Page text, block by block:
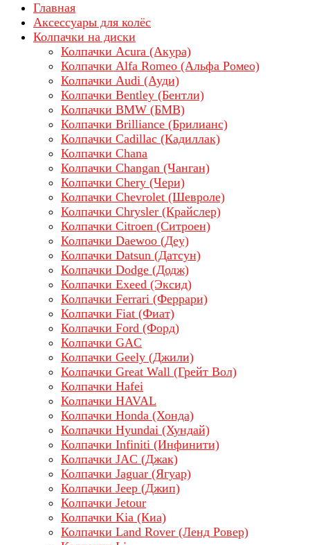
Главная
Аксессуары для колёс
Колпачки на диски
Колпачки Acura (Акура)
Колпачки Alfa Romeo (Альфа Ромео)
Колпачки Audi (Ауди)
Колпачки Bentley (Бентли)
Колпачки BMW (БМВ)
Колпачки Brilliance (Брилианс)
Колпачки Cadillac (Кадиллак)
Колпачки Chana
Колпачки Changan (Чанган)
Колпачки Chery (Чери)
Колпачки Chevrolet (Шевроле)
Колпачки Chrysler (Крайслер)
Колпачки Citroen (Ситроен)
Колпачки Daewoo (Деу)
Колпачки Datsun (Датсун)
Колпачки Dodge (Додж)
Колпачки Exeed (Эксид)
Колпачки Ferrari (Феррари)
Колпачки Fiat (Фиат)
Колпачки Ford (Форд)
Колпачки GAC
Колпачки Geely (Джили)
Колпачки Great Wall (Грейт Вол)
Колпачки Hafei
Колпачки HAVAL
Колпачки Honda (Хонда)
Колпачки Hyundai (Хундай)
Колпачки Infiniti (Инфинити)
Колпачки JAC (Джак)
Колпачки Jaguar (Ягуар)
Колпачки Jeep (Джип)
Колпачки Jetour
Колпачки Kia (Киа)
Колпачки Land Rover (Ленд Ровер)